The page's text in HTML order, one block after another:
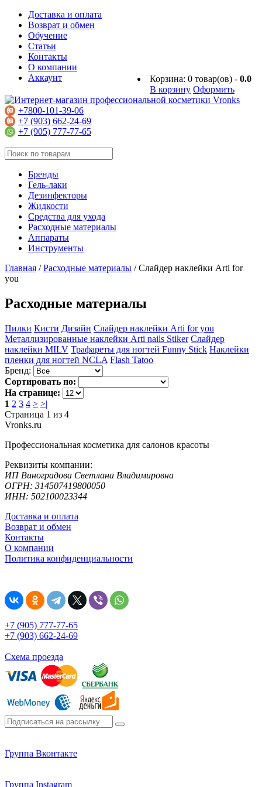
Доставка и оплата
Возврат и обмен
Обучение
Статьи
Контакты
О компании
Корзина: 0 товар(ов) - 0.0
В корзину Оформить
Аккаунт
+7800-101-39-06
+7 (903) 662-24-69
+7 (905) 777-77-65
Бренды
Гель-лаки
Дезинфекторы
Жидкости
Средства для ухода
Расходные материалы
Аппараты
Инструменты
Главная /Расходные материалы /Слайдер наклейки Arti for
you
Расходные материалы
Пилки Кисти Дизайн Слайдер наклейки Arti for you
Металлизированные наклейки Arti nails Stiker Слайдер
наклейки MILV Трафареты для ногтей Funny Stick Наклейки
пленки для ногтей NCLA Flash Tatoo
Бренд:
Сортировать по:
На странице:
1 2 3 4 > >|
Страница 1 из 4
Vronks.ru
Профессиональная косметика для салонов красоты
Реквизиты компании:
ИП Виноградова Светлана Владимировна
ОГРН: 314507419800050
ИНН: 502100023344
Доставка и оплата
Возврат и обмен
Контакты
О компании
Политика конфиденциальности
+7 (905) 777-77-65
+7 (903) 662-24-69
Схема проезда
Группа Вконтакте
Группа Instagram